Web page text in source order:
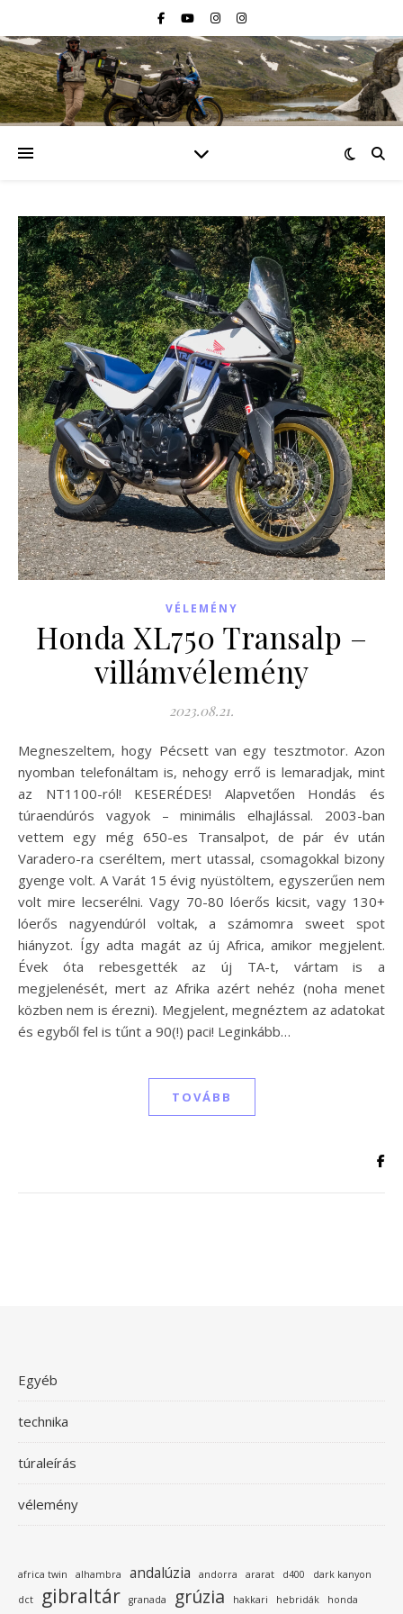
VÉLEMÉNY
Honda XL750 Transalp –
villámvélemény
2023.08.21.
Megneszeltem, hogy Pécsett van egy tesztmotor. Azon
nyomban telefonáltam is, nehogy errő is lemaradjak, mint
az NT1100-ról! KESERÉDES! Alapvetően Hondás és
túraendúrós vagyok – minimális elhajlással. 2003-ban
vettem egy még 650-es Transalpot, de pár év után
Varadero-ra cseréltem, mert utassal, csomagokkal bizony
gyenge volt. A Varát 15 évig nyüstöltem, egyszerűen nem
volt mire lecserélni. Vagy 70-80 lóerős kicsit, vagy 130+
lóerős nagyendúról voltak, a számomra sweet spot
hiányzot. Így adta magát az új Africa, amikor megjelent.
Évek óta rebesgették az új TA-t, vártam is a
megjelenését, mert az Afrika azért nehéz (noha menet
közben nem is érezni). Megjelent, megnéztem az adatokat
és egyből fel is tűnt a 90(!) paci! Leginkább…
TOVÁBB
Egyéb
technika
túraleírás
vélemény
africa twin alhambra andalúzia andorra ararat d400
dark kanyon
dct
gibraltár granada grúzia hakkari hebridák honda